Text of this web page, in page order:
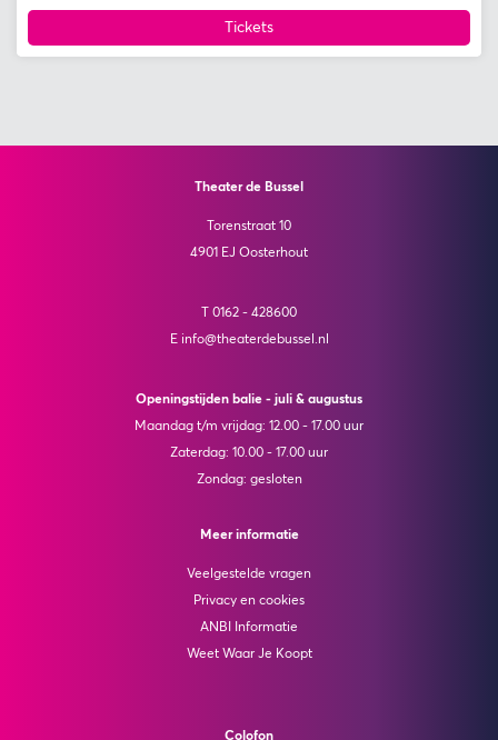
Tickets
Theater de Bussel
Torenstraat 10
4901 EJ Oosterhout
T 0162 - 428600
E info@theaterdebussel.nl
Openingstijden balie - juli & augustus
Maandag t/m vrijdag: 12.00 - 17.00 uur
Zaterdag: 10.00 - 17.00 uur
Zondag: gesloten
Meer informatie
Veelgestelde vragen
Privacy en cookies
ANBI Informatie
Weet Waar Je Koopt
Colofon